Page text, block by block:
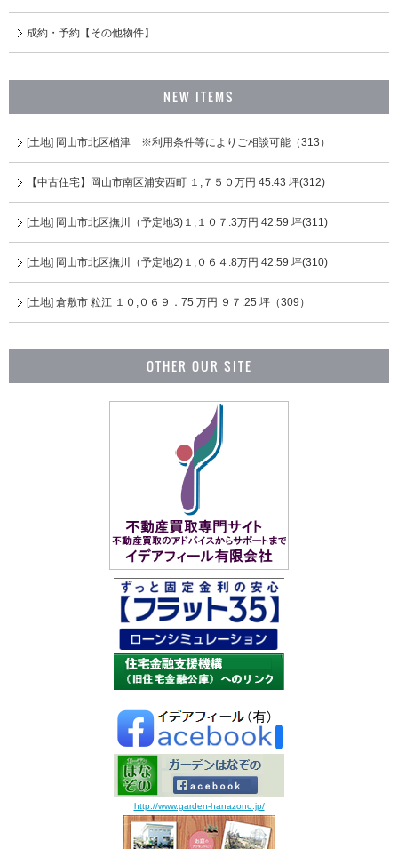
成約・予約【その他物件】
NEW ITEMS
[土地] 岡山市北区楢津 ※利用条件等によりご相談可能（313）
【中古住宅】岡山市南区浦安⻄町 １,７５０万円 45.43 坪(312)
[土地] 岡山市北区撫川（予定地3)１,１０７.3万円 42.59 坪(311)
[土地] 岡山市北区撫川（予定地2)１,０６４.8万円 42.59 坪(310)
[土地] 倉敷市 粒江 １０,０６９．75 万円 ９７.25 坪（309）
OTHER OUR SITE
http://www.garden-hanazono.jp/